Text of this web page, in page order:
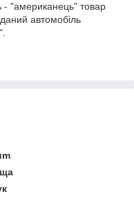
- "американець" товар
автомобіль